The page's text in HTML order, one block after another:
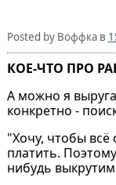
Posted by Воффка в
КОЕ-ЧТО ПРО
А можно я
конкретно -
"Хочу, чтобы всё
платить.
нибудь